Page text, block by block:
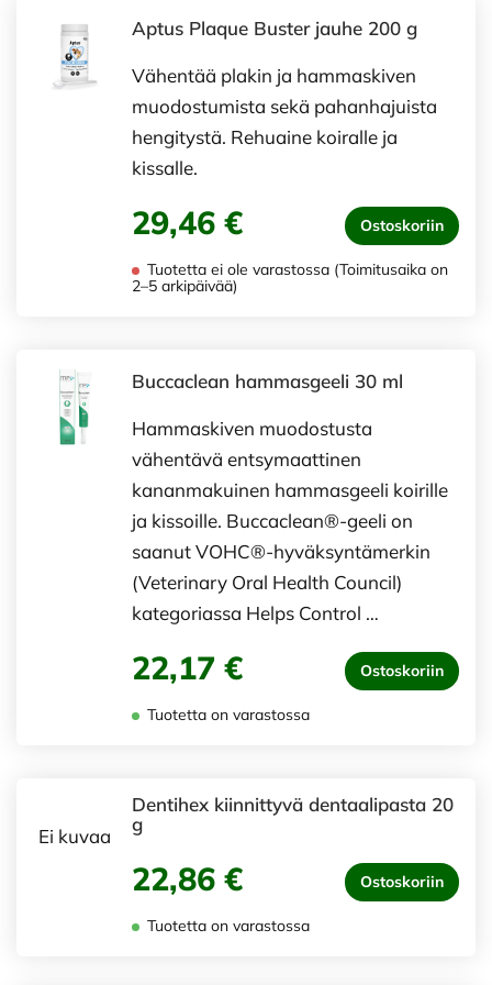
Aptus Plaque Buster jauhe 200 g
Vähentää plakin ja hammaskiven
muodostumista sekä pahanhajuista
hengitystä. Rehuaine koiralle ja
kissalle.
29,46 € Ostoskoriin
Tuotetta ei ole varastossa (Toimitusaika on
2–5 arkipäivää)
Buccaclean hammasgeeli 30 ml
Hammaskiven muodostusta
vähentävä entsymaattinen
kananmakuinen hammasgeeli koirille
ja kissoille. Buccaclean®-geeli on
saanut VOHC®-hyväksyntämerkin
(Veterinary Oral Health Council)
kategoriassa Helps Control …
22,17 € Ostoskoriin
Tuotetta on varastossa
Ei kuvaa
Dentihex kiinnittyvä dentaalipasta 20
g
22,86 € Ostoskoriin
Tuotetta on varastossa